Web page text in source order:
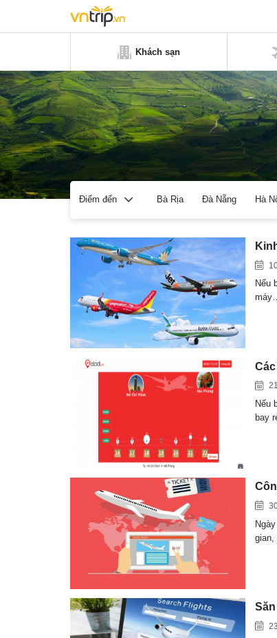
Khách sạn
Điểm đến Bà Rịa Đà Nẵng Hà
Nếu
Nếu
bay
gian,